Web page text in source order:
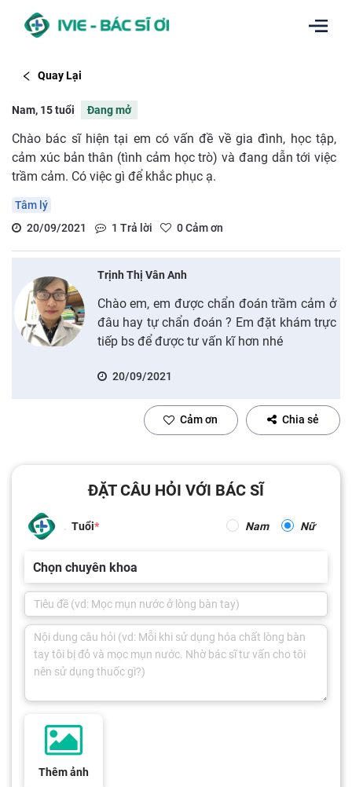
Quay Lại
Nam, 15 tuổi Đang mở
Chào bác sĩ hiện tại em có vấn đề về gia đình, học tập,
cảm xúc bản thân (tình cảm học trò) và đang dẫn tới việc
trầm cảm. Có việc gì để khắc phục ạ.
Tâm lý
20/09/2021
1 Trả lời 0Cảm ơn
Trịnh Thị Vân Anh
Chào em, em được chẩn đoán trầm cảm ở
đâu hay tự chẩn đoán ? Em đặt khám trực
tiếp bs để được tư vấn kĩ hơn nhé
20/09/2021
Cảm ơn Chia sẻ
ĐẶT CÂU HỎI VỚI BÁC SĨ
Tuổi Nam Nữ
Chọn chuyên khoa
Thêm ảnh